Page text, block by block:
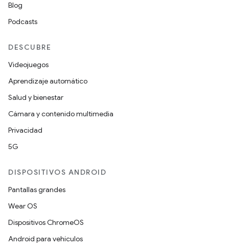
Blog
Podcasts
DESCUBRE
Videojuegos
Aprendizaje automático
Salud y bienestar
Cámara y contenido multimedia
Privacidad
5G
DISPOSITIVOS ANDROID
Pantallas grandes
Wear OS
Dispositivos ChromeOS
Android para vehículos